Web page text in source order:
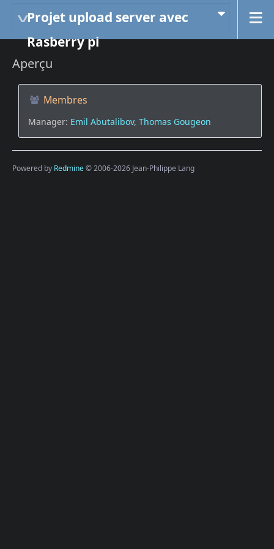
Projet upload server avec
Rasberry pi
Aperçu
Membres
Manager: Emil Abutalibov, Thomas Gougeon
Powered by Redmine© 2006-2026 Jean-Philippe Lang